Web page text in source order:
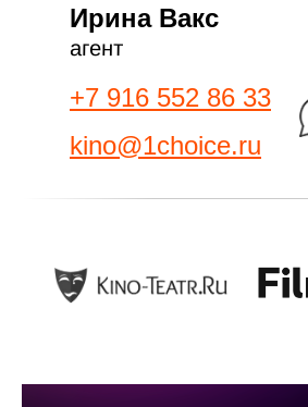
Ирина Вакс
+7 916 552 86 33
kino@1choice.ru
агент